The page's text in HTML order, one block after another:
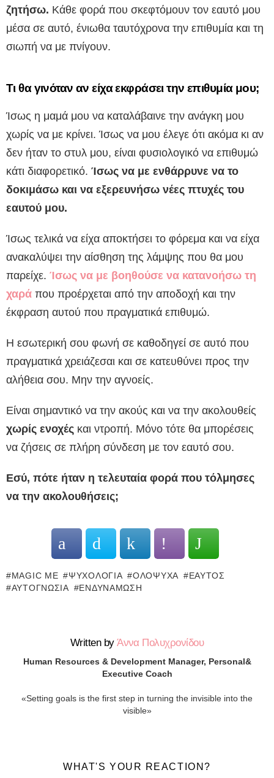
ζητήσω. Κάθε φορά που σκεφτόμουν τον εαυτό μου
μέσα σε αυτό, ένιωθα ταυτόχρονα την επιθυμία και τη
σιωπή να με πνίγουν.
Τι θα γινόταν αν είχα εκφράσει την επιθυμία μου;
Ίσως η μαμά μου να καταλάβαινε την ανάγκη μου
χωρίς να με κρίνει. Ίσως να μου έλεγε ότι ακόμα κι αν
δεν ήταν το στυλ μου, είναι φυσιολογικό να επιθυμώ
κάτι διαφορετικό. Ίσως να με ενθάρρυνε να το
δοκιμάσω και να εξερευνήσω νέες πτυχές του
εαυτού μου.
Ίσως τελικά να είχα αποκτήσει το φόρεμα και να είχα
ανακαλύψει την αίσθηση της λάμψης που θα μου
παρείχε. Ίσως να με βοηθούσε να κατανοήσω τη
χαρά που προέρχεται από την αποδοχή και την
έκφραση αυτού που πραγματικά επιθυμώ.
Η εσωτερική σου φωνή σε καθοδηγεί σε αυτό που
πραγματικά χρειάζεσαι και σε κατευθύνει προς την
αλήθεια σου. Μην την αγνοείς.
Είναι σημαντικό να την ακούς και να την ακολουθείς
χωρίς ενοχές και ντροπή. Μόνο τότε θα μπορέσεις
να ζήσεις σε πλήρη σύνδεση με τον εαυτό σου.
Εσύ, πότε ήταν η τελευταία φορά που τόλμησες
να την ακολουθήσεις;
MAGIC ME ΨΥΧΟΛΟΓΊΑ ΟΛΌΨΥΧΑ
ΕΑΥΤΌΣ
ΑΥΤΟΓΝΩΣΊΑ
ΕΝΔΥΝΆΜΩΣΗ
Written byΆννα Πολυχρονίδου
Human Resources & Development Manager, Personal&
Executive Coach
«Setting goals is the first step in turning the invisible into the
visible»
WHAT'S YOUR REACTION?